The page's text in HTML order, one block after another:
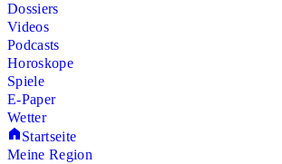
Dossiers
Videos
Podcasts
Horoskope
Spiele
E-Paper
Wetter
Startseite
Meine Region